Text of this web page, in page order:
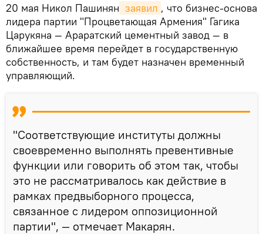
20 мая Никол Пашинян заявил , что бизнес-основа
лидера партии "Процветающая Армения" Гагика
Царукяна — Араратский цементный завод — в
ближайшее время перейдет в государственную
собственность, и там будет назначен временный
управляющий.
"Соответствующие институты должны
своевременно выполнять превентивные
функции или говорить об этом так, чтобы
это не рассматривалось как действие в
рамках предвыборного процесса,
связанное с лидером оппозиционной
партии", — отмечает Макарян.